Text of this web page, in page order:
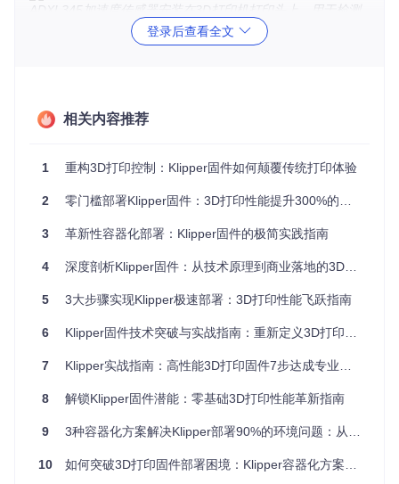
ADXL345加速度传感器安装在3D打印机打印头上，用于检测
和补偿打印过程中的机械振动
y）
装过程中断电导致系统损坏。建议使用5V/2.5A以上规格的
执行部署：Klipper核心组件安装
完成环境准备后，开始进行Klipper系统的部署工作，包括源码
获取、依赖安装和服务配置。
获取源码与依赖安装
git clone
通过官方脚本自动安装Klipper及其依赖组件，包括Python环境
登录后查看全文
相关内容推荐
1 重构3D打印控制：Klipper固件如何颠覆传统打印体验
2 零门槛部署Klipper固件：3D打印性能提升300%的实战指南
3 革新性容器化部署：Klipper固件的极简实践指南
4 深度剖析Klipper固件：从技术原理到商业落地的3D打印革命
5 3大步骤实现Klipper极速部署：3D打印性能飞跃指南
6 Klipper固件技术突破与实战指南：重新定义3D打印精度与速度
7 Klipper实战指南：高性能3D打印固件7步达成专业级打印效果
8 解锁Klipper固件潜能：零基础3D打印性能革新指南
9 3种容器化方案解决Klipper部署90%的环境问题：从依赖地狱到一键运维
10 如何突破3D打印固件部署困境：Klipper容器化方案的创新实践